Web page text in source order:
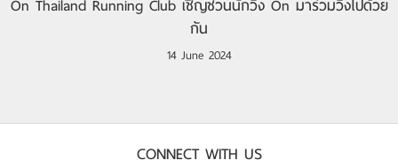
On Thailand Running Club เชิญชวนนักวิ่ง On มาร่วมวิ่งไปด้วย
กัน
14 June 2024
CONNECT WITH US